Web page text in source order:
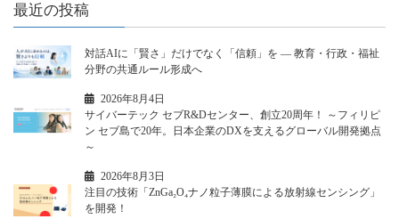
最近の投稿
対話AIに「賢さ」だけでなく「信頼」を ― 教育・行政・福祉
分野の共通ルール形成へ
2026年8月4日
サイバーテック セブR&Dセンター、創立20周年！ ～フィリピ
ン セブ島で20年。日本企業のDXを支えるグローバル開発拠点
～
2026年8月3日
注目の技術「ZnGa₂O₄ナノ粒子薄膜による放射線センシング」
を開発！